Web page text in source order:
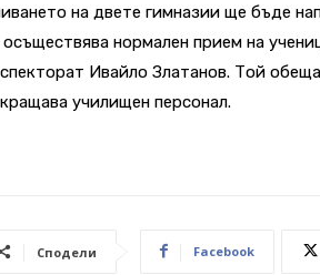
на двете гимназии ще бъде
осъществява нормален прием на
Ивайло Златанов. Той
училищен персонал.
Сподели Facebook